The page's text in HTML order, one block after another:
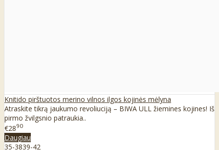
Knitido pirštuotos merino vilnos ilgos kojinės mėlyna
Atraskite tikrą jaukumo revoliuciją – BIWA ULL žiemines kojines! Iš
pirmo žvilgsnio patraukia..
€2890
Daugiau
35-3839-42